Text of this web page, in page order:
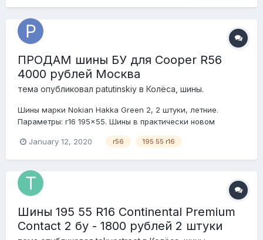
ПРОДАМ шины БУ для Cooper R56
4000 рублей Москва
тема опубликовал patutinskiy в Колёса, шины.
Шины марки Nokian Hakka Green 2, 2 штуки, летние.
Параметры: r16 195x55. Шины в практически новом
месяца. Продаю по причине продажи автомобиля. Прошу
January 12, 2020 r56 195 55 r16
Шины 195 55 R16 Continental Premium
Contact 2 бу - 1800 рублей 2 штуки